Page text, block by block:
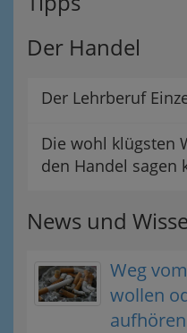
Der Handel
Der Lehrberuf
Die wohl klügsten
den Handel sagen
News und
Weg
wollen
aufhören